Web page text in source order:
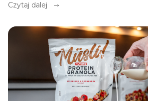
pełnowartościową przekąską, paliwem
rozsądnym zamiennikiem deseru. Jak
podejrzewasz, różnica nie tkwi w
opakowania batona, ale w składzie i
został stworzony.
Czytaj dalej